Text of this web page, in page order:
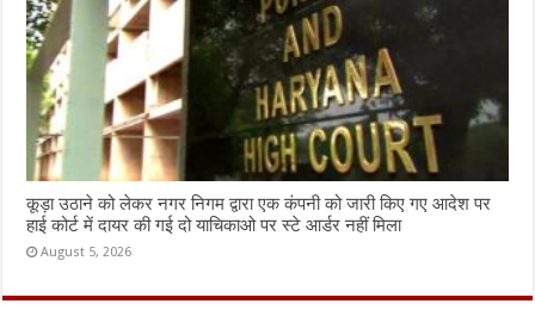
कूड़ा उठाने को लेकर नगर निगम द्वारा एक कंपनी को जारी किए गए आदेश पर
हाई कोर्ट में दायर की गई दो याचिकाओ पर स्टे आर्डर नहीं मिला
August 5, 2026